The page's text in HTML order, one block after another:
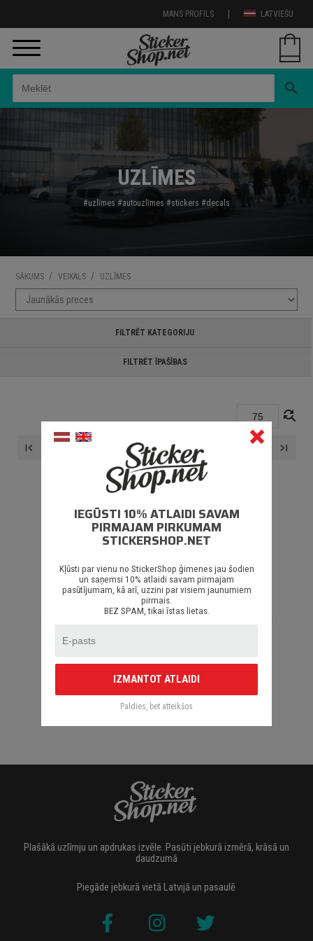
LATVIEŠU
|
MANS PROFILS
search
UZLĪMES
#uzlīmes #autouzl īmes #stickers #decals
SĀKUMS / VEIKALS / UZLĪMES
FILTRĒT KATEGORIJU
FILTRĒT ĪPAŠĪBAS
find_replace
first_page ... 74 75 navigate_next last_page
NEKO NEATRADU!
Plašākā uzlīmju un apdrukas izvēle. Pasūti jebkurā izmērā, krāsā un
daudzumā
Piegāde jebkurā vietā Latvijā un pasaulē
IEGŪSTI 10% ATLAIDI SAVAM
PIRMAJAM PIRKUMAM
STICKERSHOP.NET
Kļūsti par vienu no StickerShop ģimenes jau šodien
un saņemsi 10% atlaidi savam pirmajam
pasūtījumam, kā arī, uzzini par visiem jaunumiem
pirmais.
BEZ SPAM, tikai īstas lietas.
IZMANTOT ATLAIDI
Paldies, bet atteikšos